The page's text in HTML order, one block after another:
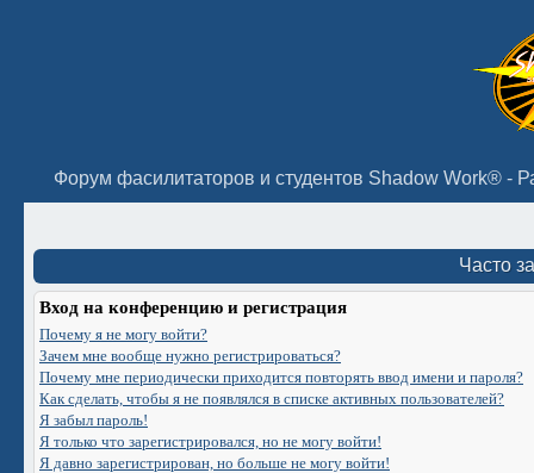
Часто
Вход на конференцию и регистрация
Почему я не могу войти?
Зачем мне вообще нужно регистрироваться?
Почему мне периодически приходится повторять ввод имени и пароля?
Как сделать, чтобы я не появлялся в списке активных пользователей?
Я забыл пароль!
Я только что зарегистрировался, но не могу войти!
Я давно зарегистрирован, но больше не могу войти!